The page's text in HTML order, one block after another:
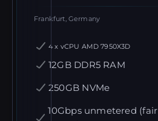
Frankfurt, Germany
4 x vCPU AMD 7950X3D
12GB DDR5 RAM
250GB NVMe
10Gbps unmetered (fair